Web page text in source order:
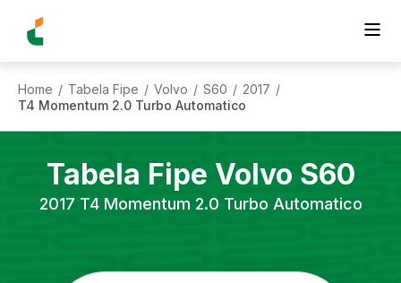
Home / Tabela Fipe / Volvo / S60 / 2017 /
T4 Momentum 2.0 Turbo Automatico
Tabela Fipe Volvo S60
2017 T4 Momentum 2.0 Turbo Automatico